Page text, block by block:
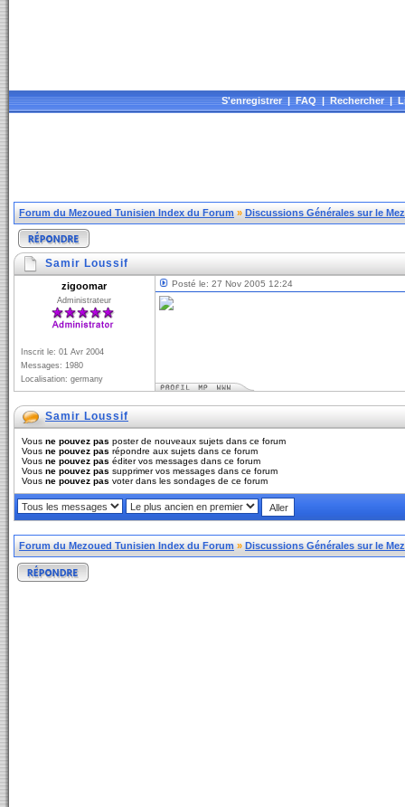
S'enregistrer|FAQ|Rechercher|
Forum du Mezoued Tunisien Index du Forum » Discussions Générales sur le
Samir Loussif
zigoomar
Administrateur
Inscrit le: 01 Avr 2004
Messages: 1980
Localisation: germany
Posté le: 27 Nov 2005 12:24
Samir Loussif
Vous ne pouvez pas poster de nouveaux sujets dans ce forum
Vous ne pouvez pas répondre aux sujets dans ce forum
Vous ne pouvez pas éditer vos messages dans ce forum
Vous ne pouvez pas supprimer vos messages dans ce forum
Vous ne pouvez pas voter dans les sondages de ce forum
Forum du Mezoued Tunisien Index du Forum » Discussions Générales sur le